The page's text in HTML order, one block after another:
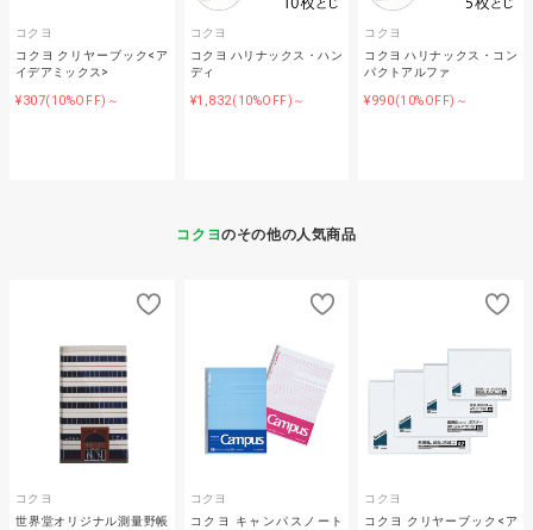
コクヨ
コクヨ クリヤーブック<ア
イデアミックス>
¥307(10%OFF)～
コクヨ
コクヨ ハリナックス・ハン
ディ
¥1,832(10%OFF)～
コクヨ
コクヨ ハリナックス・コン
パクトアルファ
¥990(10%OFF)～
コクヨのその他の人気商品
コクヨ
世界堂オリジナル測量野帳
コクヨ
コクヨ キャンパスノート
コクヨ
コクヨ クリヤーブック<ア